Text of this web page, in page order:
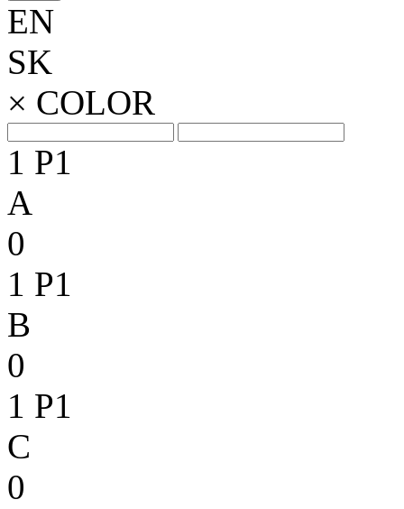
EN
SK
× COLOR
1 P1
A
0
1 P1
B
0
1 P1
C
0